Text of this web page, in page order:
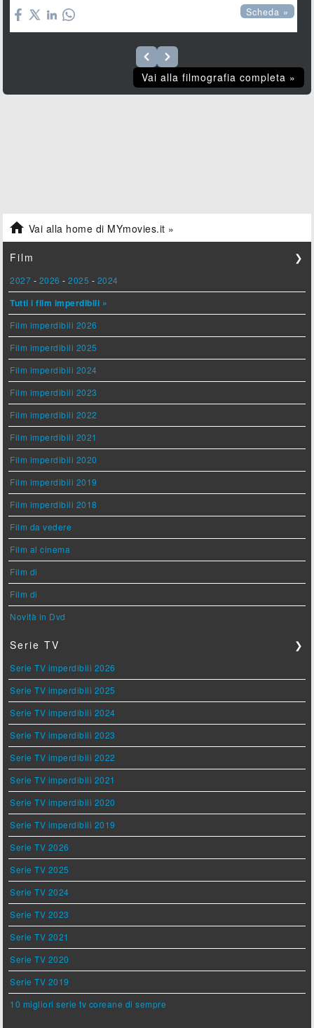
Scheda »
Vai alla filmografia completa »
 Vai alla home di MYmovies.it »
Film ❯
2027 - 2026 -2025 - 2024
Tutti i film imperdibili »
Film imperdibili 2026
Film imperdibili 2025
Film imperdibili 2024
Film imperdibili 2023
Film imperdibili 2022
Film imperdibili 2021
Film imperdibili 2020
Film imperdibili 2019
Film imperdibili 2018
Film da vedere
Film al cinema
Film di
Film di
Novità in Dvd
Serie TV ❯
Serie TV imperdibili 2026
Serie TV imperdibili 2025
Serie TV imperdibili 2024
Serie TV imperdibili 2023
Serie TV imperdibili 2022
Serie TV imperdibili 2021
Serie TV imperdibili 2020
Serie TV imperdibili 2019
Serie TV 2026
Serie TV 2025
Serie TV 2024
Serie TV 2023
Serie TV 2021
Serie TV 2020
Serie TV 2019
10 migliori serie tv coreane di sempre